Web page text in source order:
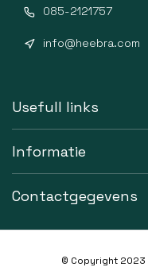
085-2121757
info@heebra.com
Usefull links
Informatie
Contactgegevens
© Copyright 2023